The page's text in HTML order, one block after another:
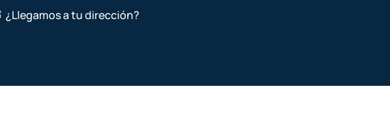
¿Llegamos a tu dirección?